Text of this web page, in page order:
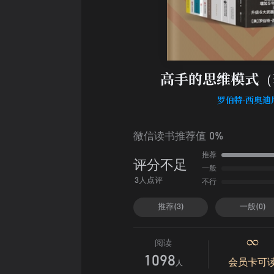
高手的思维模式
罗伯特·西奥迪
微信读书推荐值 0%
评分不足
3人点评
推荐
一般
不行
推荐(3) 一般(0)
阅读
1098 人 会员卡可